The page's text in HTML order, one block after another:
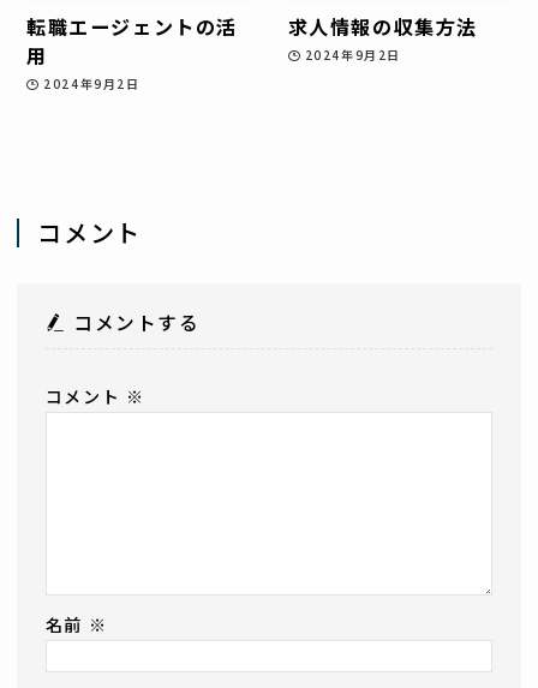
転職エージェントの活
用
2024年9月2日
求人情報の収集方法
2024年9月2日
コメント
コメントする
コメント ※
名前 ※